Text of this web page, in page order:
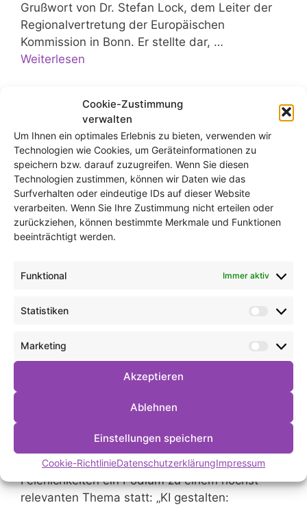
Cookie-Zustimmung
verwalten
Um Ihnen ein optimales Erlebnis zu bieten, verwenden wir
Technologien wie Cookies, um Geräteinformationen zu
speichern bzw. darauf zuzugreifen. Wenn Sie diesen
Technologien zustimmen, können wir Daten wie das
Surfverhalten oder eindeutige IDs auf dieser Website
verarbeiten. Wenn Sie Ihre Zustimmung nicht erteilen oder
zurückziehen, können bestimmte Merkmale und Funktionen
beeinträchtigt werden.
Funktional Immer aktiv
Statistiken
Marketing
Akzeptieren
Ablehnen
Einstellungen speichern
Cookie-RichtlinieDatenschutzerklärungImpressum
Grußwort von Dr. Stefan Lock, dem Leiter der
Regionalvertretung der Europäischen
Kommission in Bonn. Er stellte dar, …
Weiterlesen
Jubiläums-Podium des
Projektträgers der Deutschen
Luft- und Raumfahrt: KI, Ethik
und Verantwortung
zusammendenken
Am 24. September 2025 feierte der
Raumfahrt (DLR PT) sein 50. Jubiläum. Aus
diesem Anlass fand zum Auftakt der
Feierlichkeiten ein Podium zu einem höchst
relevanten Thema statt: „KI gestalten: